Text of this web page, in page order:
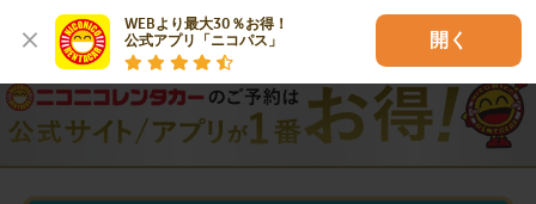
WEBより最大30％お得！
公式アプリ「ニコパス」
開く